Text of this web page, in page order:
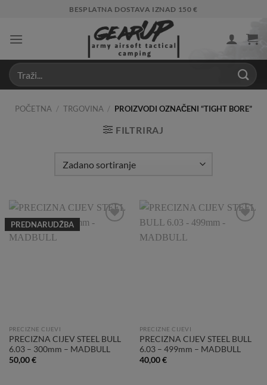
content
BESPLATNA DOSTAVA IZNAD 150 €
POČETNA / TRGOVINA / PROIZVODI OZNAČENI “TIGHT BORE”
FILTRIRAJ
PREDNARUDŽBA
PRECIZNE CIJEVI
PRECIZNA CIJEV STEEL BULL
6.03 – 300mm – MADBULL
50,00€
PRECIZNE CIJEVI
PRECIZNA CIJEV STEEL BULL
6.03 – 499mm – MADBULL
40,00€